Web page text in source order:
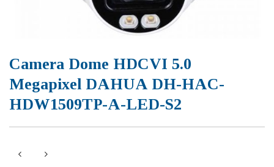
Camera Dome HDCVI 5.0
Megapixel DAHUA DH-HAC-
HDW1509TP-A-LED-S2